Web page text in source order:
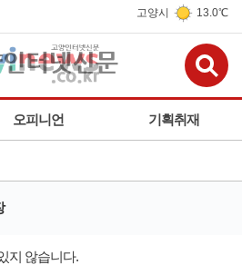
고양시 13.0℃
오피니언 기획취재
지 않습니다.